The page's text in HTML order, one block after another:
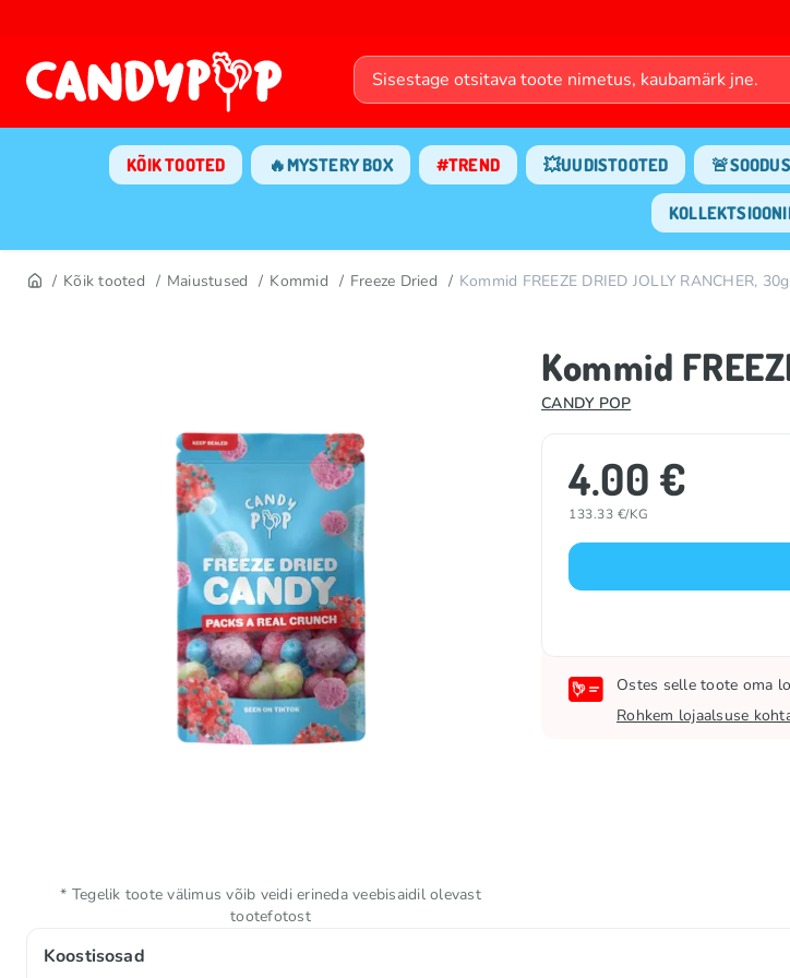
KÕIK TOOTED 🔥MYSTERY BOX #TREND 💥UUDISTOOTED 🚨SOODUS
Kõik tooted Maiustused Kommid Freeze Dried Kommid FREEZE DRIED JOLLY RANCHER, 30g
Kommid
CANDY POP
4.00 €
133.33 €/KG
Ostes selle toote oma
Rohkem lojaalsuse
Koostisosad
* Tegelik toote välimus võib veidi erineda veebisaidil olevast
tootefotost